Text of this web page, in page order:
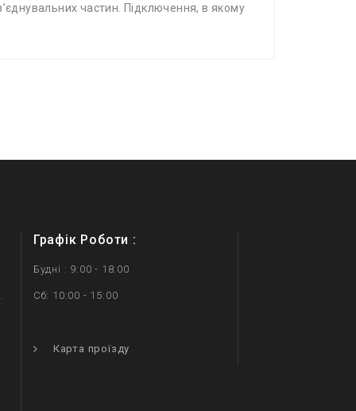
частин. Підключення, в якому
Графік Роботи :
Будні : 9:00 - 18:00
Сб: 10:00 - 15:00
Карта проїзду